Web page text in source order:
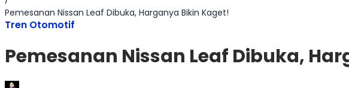
Pemesanan Nissan Leaf Dibuka, Harganya Bikin Kaget!
Tren Otomotif
Pemesanan Nissan Leaf Dibuka,